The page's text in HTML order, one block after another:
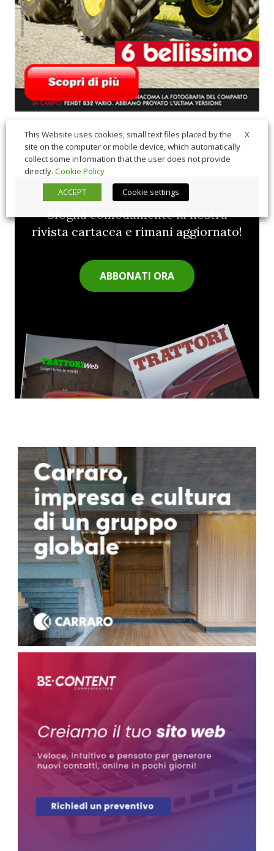
Sfoglia comodamente la nostra
rivista cartacea e rimani aggiornato!
ABBONATI ORA
X
This Website uses cookies, small text files placed by the
site on the computer or mobile device, which automatically
collect some information that the user does not provide
directly. Cookie Policy
ACCEPT
Cookie settings